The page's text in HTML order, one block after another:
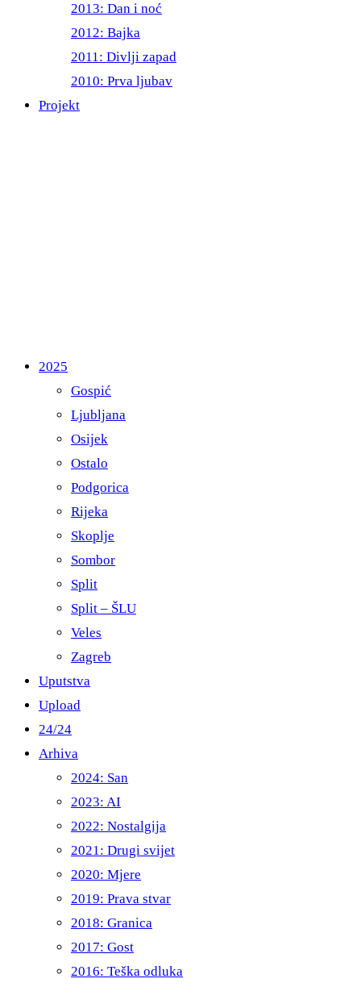
2013: Dan i noć
2012: Bajka
2011: Divlji zapad
2010: Prva ljubav
Projekt
2025
Gospić
Ljubljana
Osijek
Ostalo
Podgorica
Rijeka
Skoplje
Sombor
Split
Split – ŠLU
Veles
Zagreb
Uputstva
Upload
24/24
Arhiva
2024: San
2023: AI
2022: Nostalgija
2021: Drugi svijet
2020: Mjere
2019: Prava stvar
2018: Granica
2017: Gost
2016: Teška odluka